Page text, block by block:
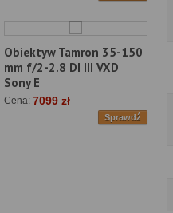
Obiektyw Tamron 35-150
mm f/2-2.8 DI III VXD
Sony E
Cena: 7099 zł
Sprawdź